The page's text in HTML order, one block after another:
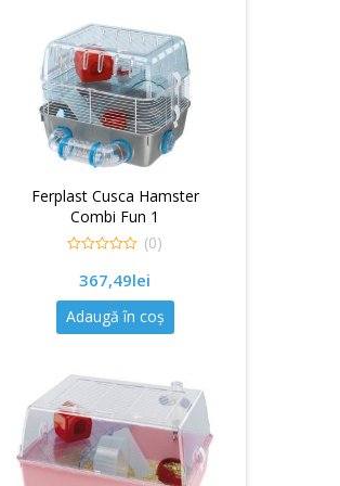
Ferplast Cusca Hamster
Combi Fun 1
out
5
(0)
367,49lei
Adaugă în coș